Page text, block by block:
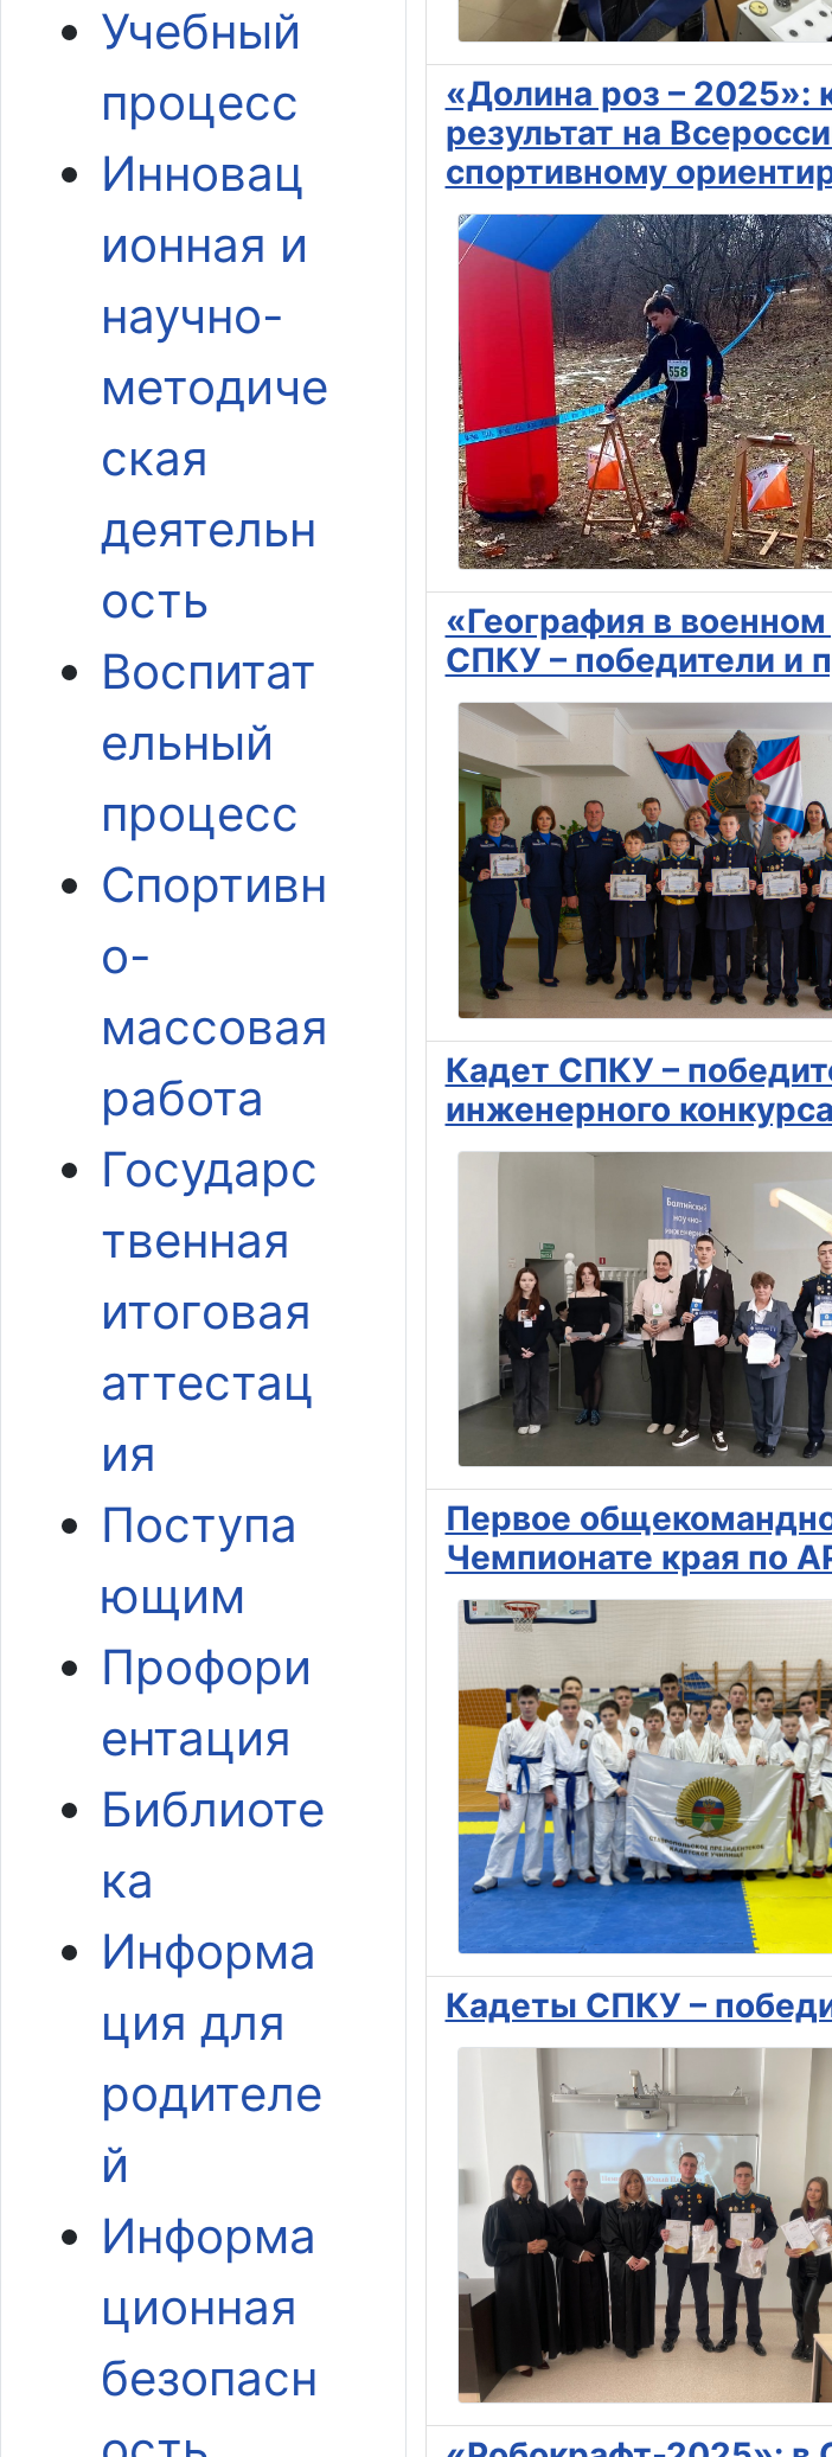
Учебный
процесс
Инновац
ионная и
научно-
методиче
ская
деятельн
ость
Воспитат
ельный
процесс
Спортивн
о-
массовая
работа
Государс
твенная
итоговая
аттестац
ия
Поступа
ющим
Профори
ентация
Библиоте
ка
Информа
ция для
родителе
й
Информа
ционная
безопасн
«Долина роз – 2025»:
результат на
спортивному
«География в
СПКУ – победители и
Кадет СПКУ –
инженерного конкурса
Первое
Чемпионате края по
Кадеты СПКУ –